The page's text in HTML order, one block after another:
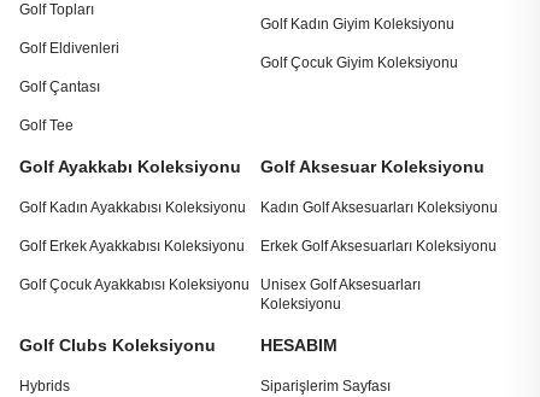
Golf Topları
Golf Eldivenleri
Golf Çantası
Golf Tee
Golf Kadın Giyim Koleksiyonu
Golf Çocuk Giyim Koleksiyonu
Golf Ayakkabı Koleksiyonu
Golf Kadın Ayakkabısı Koleksiyonu
Golf Erkek Ayakkabısı Koleksiyonu
Golf Çocuk Ayakkabısı Koleksiyonu
Golf Aksesuar Koleksiyonu
Kadın Golf Aksesuarları Koleksiyonu
Erkek Golf Aksesuarları Koleksiyonu
Unisex Golf Aksesuarları
Koleksiyonu
Golf Clubs Koleksiyonu
Hybrids
HESABIM
Siparişlerim Sayfası